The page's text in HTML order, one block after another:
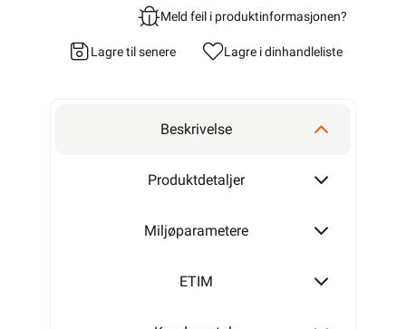
Meld feil i produktinformasjonen?
Lagre til senere Lagre i dinhandleliste
Beskrivelse
Produktdetaljer
Miljøparametere
ETIM